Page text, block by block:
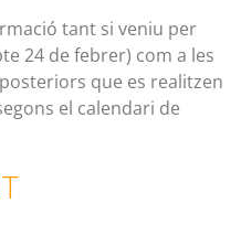
tant si veniu per
24 de febrer) com a les
que es realitzen
el calendari de